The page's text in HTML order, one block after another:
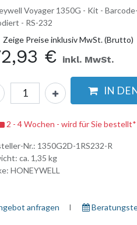
Voyager 1350G - Kit -
- RS-232
Zeige Preise inklusiv MwSt. (Brutto)
€ inkl. MwSt.
IN
2 - 4 Wochen - wird für Sie
Nr.: 1350G2D-1RS232-R
ca. 1,35 kg
HONEYWELL
anfragen I ​